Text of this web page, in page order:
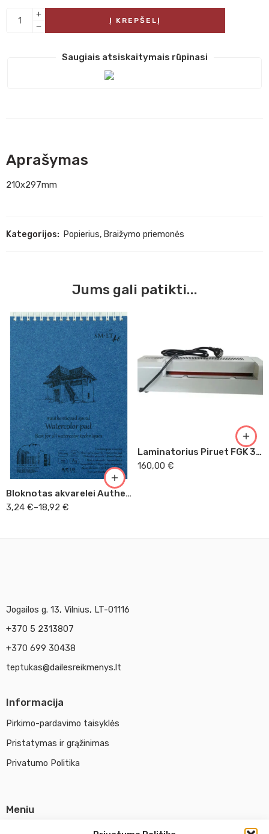
Į KREPŠELĮ
Saugiais atsiskaitymais rūpinasi
Aprašymas
210x297mm
Kategorijos: Popierius, Braižymo priemonės
Jums gali patikti...
Bloknotas akvarelei Authentic su spirale
3,24 €–18,92 €
9x9
A5
A4
A3
Laminatorius Piruet FGK 320
160,00 €
Jogailos g. 13, Vilnius, LT-01116
+370 5 2313807
+370 699 30438
teptukas@dailesreikmenys.lt
Informacija
Pirkimo-pardavimo taisyklės
Pristatymas ir grąžinimas
Privatumo Politika
Meniu